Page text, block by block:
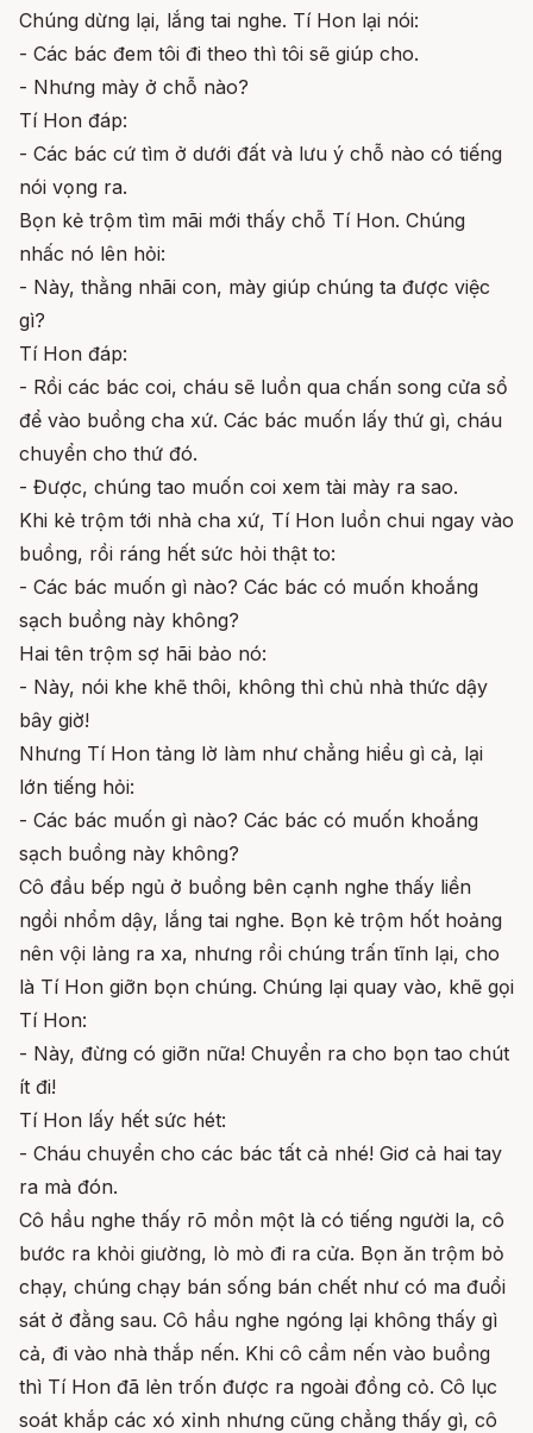
Chúng dừng lại, lắng tai nghe. Tí Hon lại nói:
- Các bác đem tôi đi theo thì tôi sẽ giúp cho.
- Nhưng mày ở chỗ nào?
Tí Hon đáp:
- Các bác cứ tìm ở dưới đất và lưu ý chỗ nào có tiếng
nói vọng ra.
Bọn kẻ trộm tìm mãi mới thấy chỗ Tí Hon. Chúng
nhấc nó lên hỏi:
- Này, thằng nhãi con, mày giúp chúng ta được việc
gì?
Tí Hon đáp:
- Rồi các bác coi, cháu sẽ luồn qua chấn song cửa sổ
để vào buồng cha xứ. Các bác muốn lấy thứ gì, cháu
chuyển cho thứ đó.
- Được, chúng tao muốn coi xem tài mày ra sao.
Khi kẻ trộm tới nhà cha xứ, Tí Hon luồn chui ngay vào
buồng, rồi ráng hết sức hỏi thật to:
- Các bác muốn gì nào? Các bác có muốn khoắng
sạch buồng này không?
Hai tên trộm sợ hãi bảo nó:
- Này, nói khe khẽ thôi, không thì chủ nhà thức dậy
bây giờ!
Nhưng Tí Hon tảng lờ làm như chẳng hiểu gì cả, lại
lớn tiếng hỏi:
- Các bác muốn gì nào? Các bác có muốn khoắng
sạch buồng này không?
Cô đầu bếp ngủ ở buồng bên cạnh nghe thấy liền
ngồi nhổm dậy, lắng tai nghe. Bọn kẻ trộm hốt hoảng
nên vội lảng ra xa, nhưng rồi chúng trấn tĩnh lại, cho
là Tí Hon giỡn bọn chúng. Chúng lại quay vào, khẽ gọi
Tí Hon:
- Này, đừng có giỡn nữa! Chuyển ra cho bọn tao chút
ít đi!
Tí Hon lấy hết sức hét:
- Cháu chuyển cho các bác tất cả nhé! Giơ cả hai tay
ra mà đón.
Cô hầu nghe thấy rõ mồn một là có tiếng người la, cô
bước ra khỏi giường, lò mò đi ra cửa. Bọn ăn trộm bỏ
chạy, chúng chạy bán sống bán chết như có ma đuổi
sát ở đằng sau. Cô hầu nghe ngóng lại không thấy gì
cả, đi vào nhà thắp nến. Khi cô cầm nến vào buồng
thì Tí Hon đã lẻn trốn được ra ngoài đồng cỏ. Cô lục
soát khắp các xó xỉnh nhưng cũng chẳng thấy gì, cô